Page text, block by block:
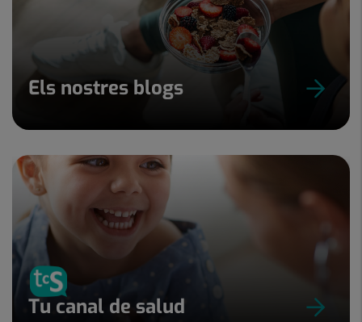
Els nostres blogs
Tu canal de salud